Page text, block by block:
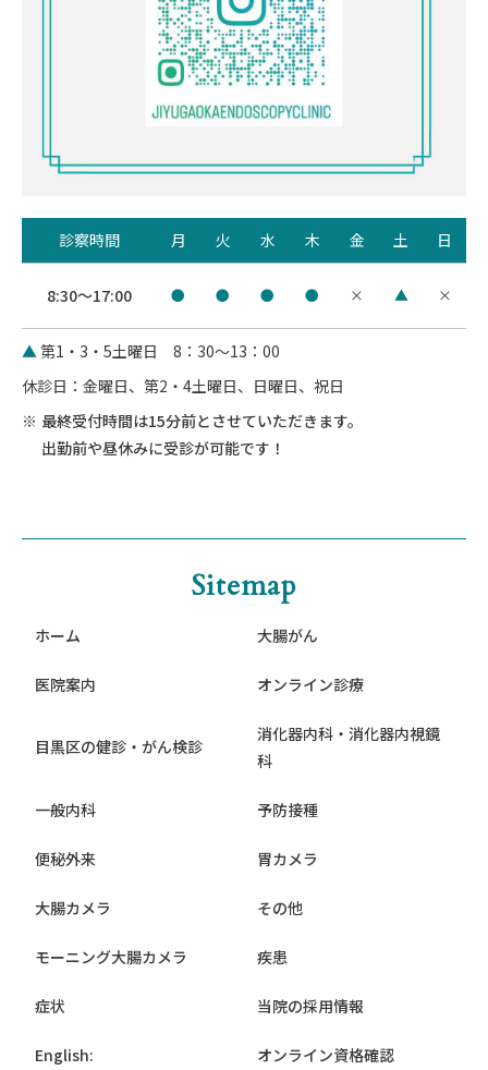
診察時間 月 火 水 木 金 土 日
8:30～17:00 ● ● ● ● × ▲ ×
▲ 第1・3・5土曜日 8：30～13：00
休診日：金曜日、第2・4土曜日、日曜日、祝日
最終受付時間は15分前とさせていただきます。
出勤前や昼休みに受診が可能です！
Sitemap
ホーム 大腸がん
医院案内 オンライン診療
目黒区の健診・がん検診
消化器内科・消化器内視鏡
科
一般内科 予防接種
便秘外来 胃カメラ
大腸カメラ その他
モーニング大腸カメラ 疾患
症状 当院の採用情報
English: オンライン資格確認